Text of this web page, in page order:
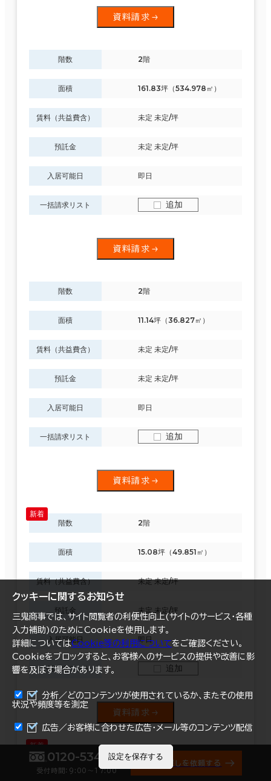
資料請求
階数 2階
面積 161.83坪（534.978㎡）
賃料（共益費含） 未定 未定/坪
預託金 未定 未定/坪
入居可能日 即日
一括請求リスト 追加
資料請求
階数 2階
面積 11.14坪（36.827㎡）
賃料（共益費含） 未定 未定/坪
預託金 未定 未定/坪
入居可能日 即日
一括請求リスト 追加
資料請求
階数 2階
面積 15.08坪（49.851㎡）
賃料（共益費含） 未定 未定/坪
預託金 未定 未定/坪
入居可能日 即日
一括請求リスト 追加
資料請求
階数 2階
まとめて資料請求
0120-534-011
受付時間：9:00〜17:00
オフィス探しを依頼する
クッキーに関するお知らせ
三鬼商事では、サイト閲覧者の利便性向上(サイトのサービス・各種
入力補助)のためにCookieを使用します。
詳細についてはCookie等の利用についてをご確認ください。
Cookieをブロックすると、お客様へのサービスの提供や改善に影
響を及ぼす場合があります。
分析／どのコンテンツが使用されているか、またその使用
状況や頻度等を測定
広告／お客様に合わせた広告・メール等のコンテンツ配信
設定を保存する